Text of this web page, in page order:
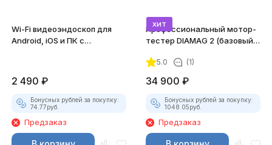
Wi-Fi видеоэндоскоп для
Android, iOS и ПК с
2 490 ₽
Бонусных рублей за покупку:
74.77руб.
Предзаказ
хит
Профессиональный мотор-
тестер DIAMAG 2 (базовый
5.0 (1)
34 900 ₽
Бонусных рублей за покупку:
1048.05руб.
Предзаказ